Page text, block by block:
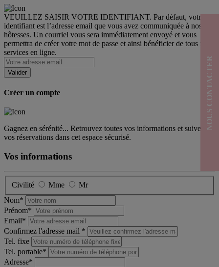
VEUILLEZ SAISIR VOTRE IDENTIFIANT. Par défaut, votre
identifiant est l’adresse email que vous avez communiquée à nos
hôtesses. Un courriel vous sera immédiatement envoyé et vous
permettra de créer votre mot de passe et ainsi bénéficier de tous nos
services en ligne.
Créer un compte
Gagnez en sérénité... Retrouvez toutes vos informations et suivez
vos réservations dans cet espace sécurisé.
Vos informations
Civilité Mme
Mr
Nom*
Prénom*
Email*
Confirmez l'adresse mail *
Tel. fixe
Tel. portable*
Adresse*
NOUS CONTACTER